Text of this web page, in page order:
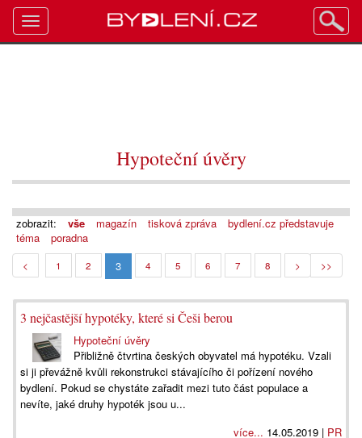
Hypoteční úvěry
zobrazit: vše magazín tisková zpráva
bydlení.cz představuje
téma
poradna
< 1 2 3 4 5 6 7 8 > >>
3 nejčastější hypotéky, které si Češi berou
Hypoteční úvěry
Přibližně čtvrtina českých obyvatel má hypotéku. Vzali
si ji převážně kvůli rekonstrukci stávajícího či pořízení nového
bydlení. Pokud se chystáte zařadit mezi tuto část populace a
nevíte, jaké druhy hypoték jsou u...
více... 14.05.2019 | PR
Toggle
navigation